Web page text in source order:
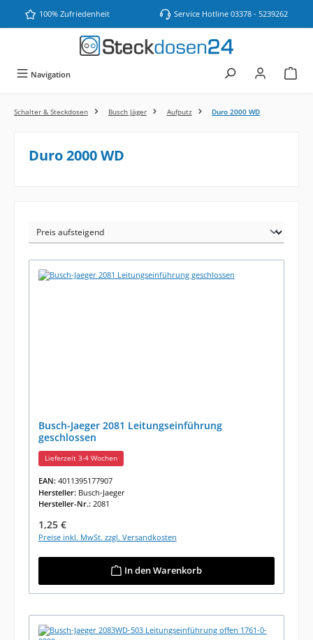
Zum Hauptinhalt springen
100% Zufriedenheit Service Hotline 03378 - 5239262
Navigation
Schalter & Steckdosen Busch Jäger Aufputz Duro 2000 WD
Duro 2000 WD
Busch-Jaeger 2081 Leitungseinführung
geschlossen
Lieferzeit 3-4 Wochen
EAN: 4011395177907
Hersteller: Busch-Jaeger
Hersteller-Nr.: 2081
Regulärer Preis:
1,25 €
Preise inkl. MwSt. zzgl. Versandkosten
In den Warenkorb